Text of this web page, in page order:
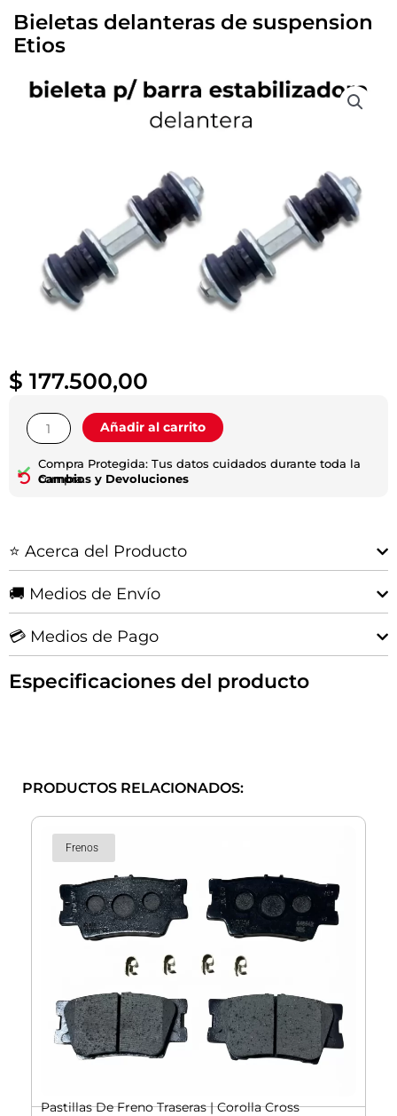
Bieletas delanteras de suspension
Etios
$ 177.500,00
Bieletas
delanteras
suspension
Añadir al carrito
Compra Protegida: Tus datos cuidados durante toda la
compra.
Cambios y Devoluciones
⭐ Acerca del Producto
🚚 Medios de Envío
💳 Medios de Pago
Especificaciones del producto
PRODUCTOS RELACIONADOS:
Frenos
Pastillas De Freno Traseras | Corolla Cross